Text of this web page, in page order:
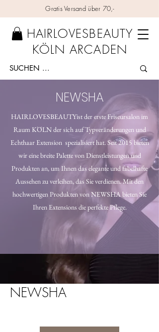
Gratis Versand über 70,-
HAIRLOVESBEAUTY
KÖLN ARCADEN
NEWSHA
HAIRLOVESBEAUTYist der erste Friseursalon im
Raum KÖLN der sich auf Typveränderungen und
Echthaar Extension spezialisiert hat. Seit 2015 bieten
wir eine breite Palette von Dienstleistungen und
Produkten an, um Ihnen das elegante und fabelhafte
Aussehen zu verleihen, das Sie verdienen. Mit den
hochwertigen Produkten von NEWSHA bieten Sie
Ihren Extensions die perfekte Pflege.
NEWSHA